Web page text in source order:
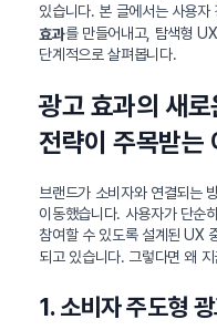
있습니다. 본 글에서는 사용
효과를 만들어내고, 탐색형
단계적으로 살펴봅니다.
광고 효과의 새
전략이 주목받는
브랜드가 소비자와 연결되는
이동했습니다. 사용자가 단순
참여할 수 있도록 설계된 UX
되고 있습니다. 그렇다면 왜
1. 소비자 주도형